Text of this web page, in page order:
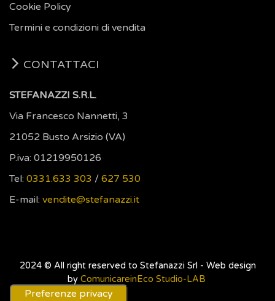
Cookie Policy
Termini e condizioni di vendita
CONTATTACI
STEFANAZZI S.R.L.
Via Francesco Nannetti, 3
21052 Busto Arsizio (VA)
P.iva: 01219950126
Tel: 0331.633 303 / 627 530
E-mail: vendite@stefanazzi.it
2024 © All right reserved to Stefanazzi Srl - Web design
by ComunicareinEco Studio-LAB